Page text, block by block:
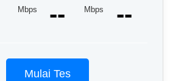
--
Mbps --
Mbps
Mulai Tes